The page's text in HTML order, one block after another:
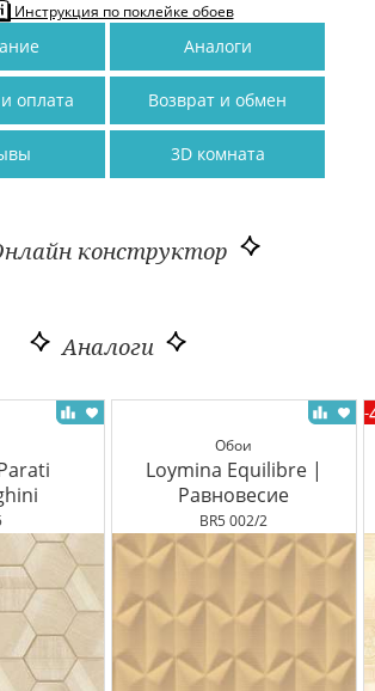
Инструкция по поклейке обоев
Аналоги
оплата Возврат и обмен
3D комната
конструктор
Аналоги
Обои
Loymina Equilibre |
Равновесие
BR5 002/2
-